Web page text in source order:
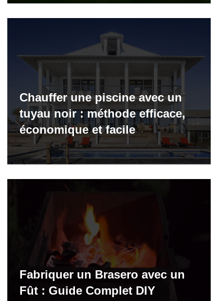
Chauffer une piscine avec un
tuyau noir : méthode efficace,
économique et facile
Fabriquer un Brasero avec un
Fût : Guide Complet DIY